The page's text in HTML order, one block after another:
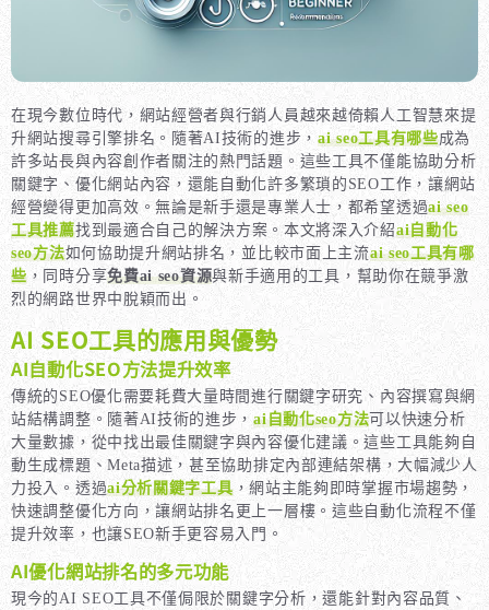
在現今數位時代，網站經營者與行銷人員越來越倚賴人工智慧來提
升網站搜尋引擎排名。隨著AI技術的進步， ai seo工具有哪些成為
許多站長與內容創作者關注的熱門話題。這些工具不僅能協助分析
關鍵字、優化網站內容，還能自動化許多繁瑣的SEO工作，讓網站
經營變得更加高效。無論是新手還是專業人士，都希望透過ai seo
工具推薦找到最適合自己的解決方案。本文將深入介紹ai自動化
seo方法如何協助提升網站排名，並比較市面上主流ai seo工具有哪
些，同時分享免費ai seo資源與新手適用的工具，幫助你在競爭激
烈的網路世界中脫穎而出。
AI SEO工具的應用與優勢
AI自動化SEO方法提升效率
傳統的SEO優化需要耗費大量時間進行關鍵字研究、內容撰寫與網
站結構調整。隨著AI技術的進步，ai自動化seo方法可以快速分析
大量數據，從中找出最佳關鍵字與內容優化建議。這些工具能夠自
動生成標題、Meta描述，甚至協助排定內部連結架構，大幅減少人
力投入。透過ai分析關鍵字工具，網站主能夠即時掌握市場趨勢，
快速調整優化方向，讓網站排名更上一層樓。這些自動化流程不僅
提升效率，也讓SEO新手更容易入門。
AI優化網站排名的多元功能
現今的AI SEO工具不僅侷限於關鍵字分析，還能針對內容品質、